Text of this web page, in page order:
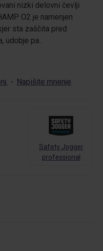
nizki delovni čevlji
O2 je namenjen
sta zaščita pred
udobje pa..
- Napišite mnenje
Safety Jogger
professional